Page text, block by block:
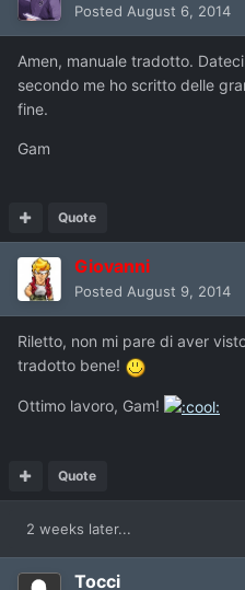
Posted August 6, 2014
Amen, manuale tradotto.
secondo me ho scritto delle
fine.
Gam
Quote
Giovanni
Posted August 9, 2014
Riletto, non mi pare di aver
tradotto bene!
Ottimo lavoro, Gam!
Quote
2 weeks later...
Tocci